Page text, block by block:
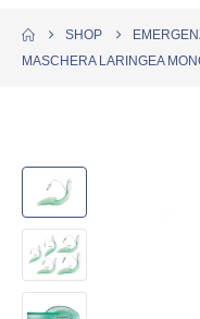
SHOP
MASCHERA LARINGEA